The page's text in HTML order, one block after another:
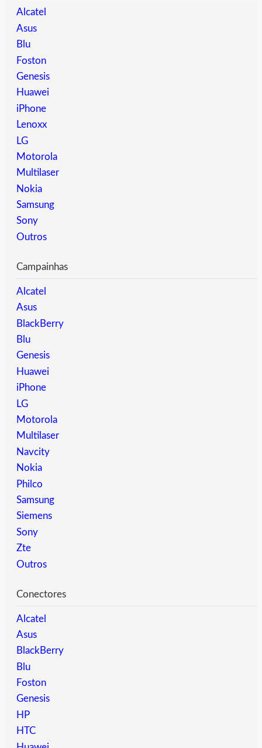
Alcatel
Asus
Blu
Foston
Genesis
Huawei
iPhone
Lenoxx
LG
Motorola
Multilaser
Nokia
Samsung
Sony
Outros
Campainhas
Alcatel
Asus
BlackBerry
Blu
Genesis
Huawei
iPhone
LG
Motorola
Multilaser
Navcity
Nokia
Philco
Samsung
Siemens
Sony
Zte
Outros
Conectores
Alcatel
Asus
BlackBerry
Blu
Foston
Genesis
HP
HTC